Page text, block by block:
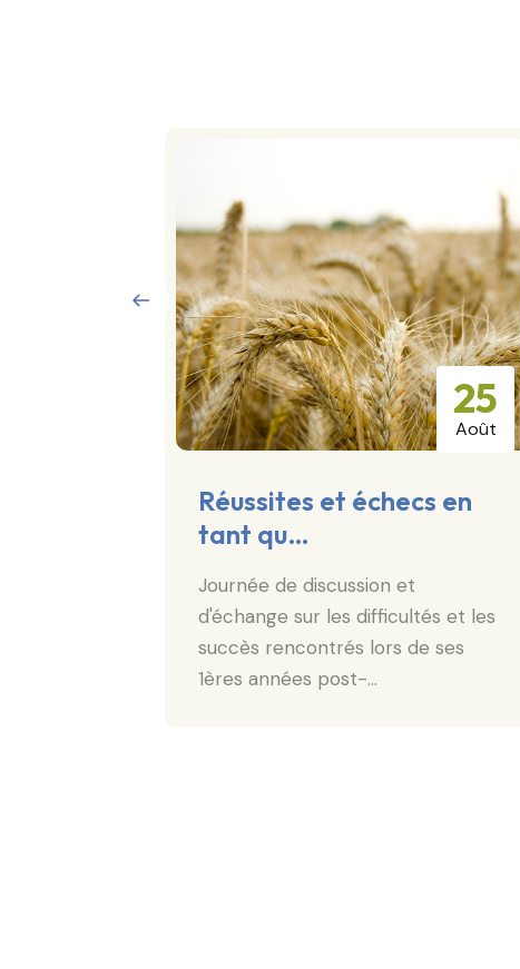
25
Août
Réussites et échecs en
tant qu…
Journée de discussion et
d'échange sur les difficultés et les
succès rencontrés lors de ses
1ères années post-…